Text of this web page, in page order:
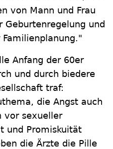
von Mann und Frau
Geburtenregelung und
Anfang der 60er
und durch biedere
traf:
die Angst auch
vor sexueller
und Promiskuität
die Ärzte die Pille